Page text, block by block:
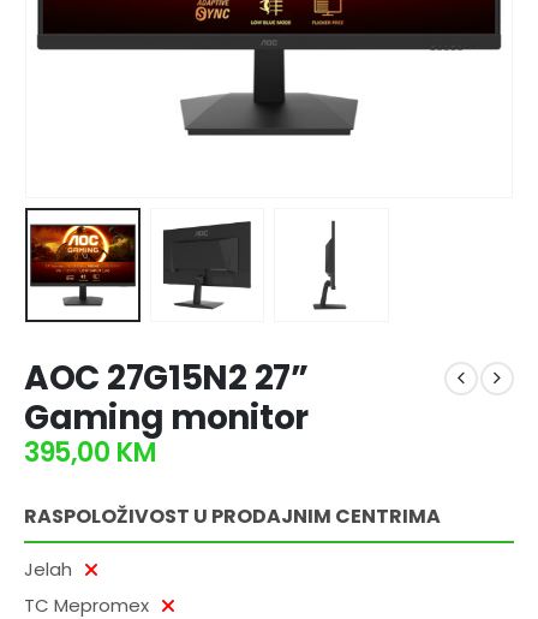
AOC 27G15N2 27”
Gaming monitor
395,00 KM
RASPOLOŽIVOST U PRODAJNIM CENTRIMA
Jelah
TC Mepromex